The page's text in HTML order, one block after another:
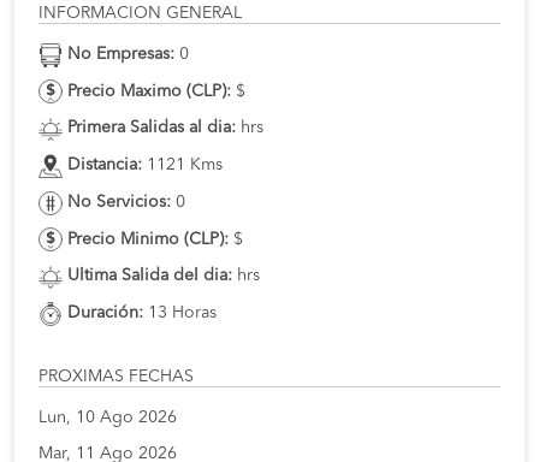
INFORMACION GENERAL
No Empresas: 0
Precio Maximo (CLP): $
Primera Salidas al dia: hrs
Distancia: 1121 Kms
No Servicios: 0
Precio Minimo (CLP): $
Ultima Salida del dia: hrs
Duración: 13 Horas
PROXIMAS FECHAS
Lun, 10 Ago 2026
Mar, 11 Ago 2026